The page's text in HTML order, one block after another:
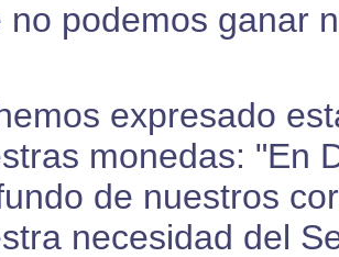
no podemos ganar
expresado
monedas: "En
de nuestros
necesidad del